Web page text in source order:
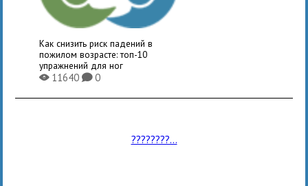
Как снизить риск падений в
пожилом возрасте: топ-10
упражнений для ног
X11640K0
????????...